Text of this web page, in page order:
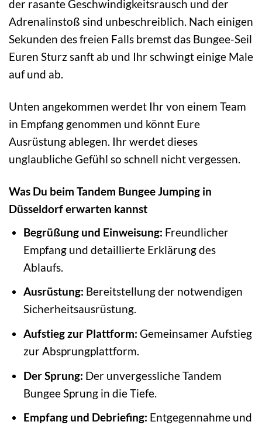
der rasante Geschwindigkeitsrausch und der
Adrenalinstoß sind unbeschreiblich. Nach einigen
Sekunden des freien Falls bremst das Bungee-Seil
Euren Sturz sanft ab und Ihr schwingt einige Male
auf und ab.
Unten angekommen werdet Ihr von einem Team
in Empfang genommen und könnt Eure
Ausrüstung ablegen. Ihr werdet dieses
unglaubliche Gefühl so schnell nicht vergessen.
Was Du beim Tandem Bungee Jumping in
Düsseldorf erwarten kannst
Begrüßung und Einweisung: Freundlicher
Empfang und detaillierte Erklärung des
Ablaufs.
Ausrüstung: Bereitstellung der notwendigen
Sicherheitsausrüstung.
Aufstieg zur Plattform: Gemeinsamer Aufstieg
zur Absprungplattform.
Der Sprung: Der unvergessliche Tandem
Bungee Sprung in die Tiefe.
Empfang und Debriefing: Entgegennahme und